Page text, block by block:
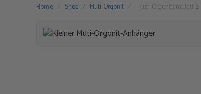
Home / Shop / Muti Orgonit / Muti Orgonitamulett S